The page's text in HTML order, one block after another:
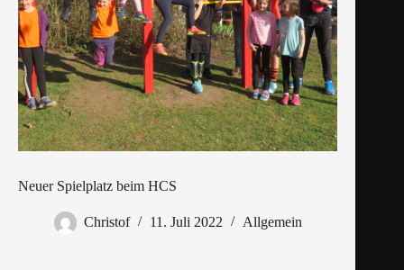
Neuer Spielplatz beim HCS
Christof 11. Juli 2022 Allgemein